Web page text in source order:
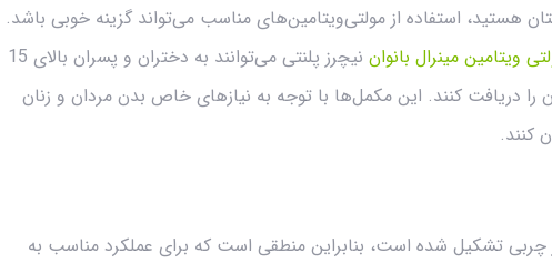
هستید، استفاده از مولتی‌ویتامین‌های مناسب می‌تواند گزینه خوبی باشد.
ویتامین مینرال بانوان
نیچرز پلنتی می‌توانند به دختران و پسران بالای 15
را دریافت کنند. این مکمل‌ها با توجه به نیازهای خاص بدن مردان و زنان
کنند.
جالب این است که مغز شما تقریباً ۶۰٪ از چربی تشکیل شده است، بنابراین منطقی است که برای عملکرد مناسب به